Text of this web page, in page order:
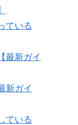
ている
最新ガイ
新ガイ
ている